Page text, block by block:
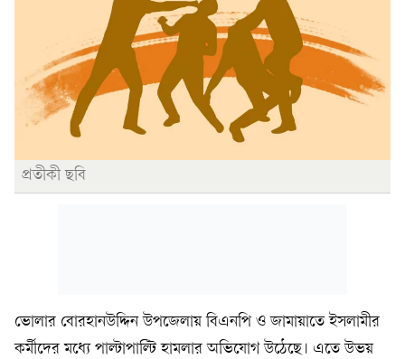
প্রতীকী ছবি
ভোলার বোরহানউদ্দিন উপজেলায় বিএনপি ও জামায়াতে ইসলামীর
কর্মীদের মধ্যে পাল্টাপাল্টি হামলার অভিযোগ উঠেছে। এতে উভয়